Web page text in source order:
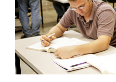
Educação a Distância
Educação de Jovens e